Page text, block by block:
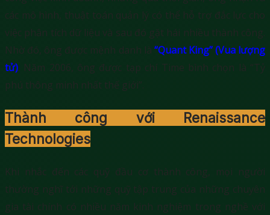
các mô hình, thuật toán quản lý có thể hỗ trợ đắc lực cho
việc phân tích dữ liệu và sau đó gặt hái nhiều thành công.
Nhờ đó, ông được mệnh danh là “Quant King” (Vua lượng
tử). Năm 2006, ông được tạp chí Time bình chọn là “Tỷ
phú thông minh nhất thế giới”.
Thành công với Renaissance
Technologies
Khi nhắc đến các quỹ đầu cơ thành công, mọi người
thường nghĩ tới những quỹ tập trung của những chuyên
gia tài chính có nhiều năm kinh nghiệm trong nghề với